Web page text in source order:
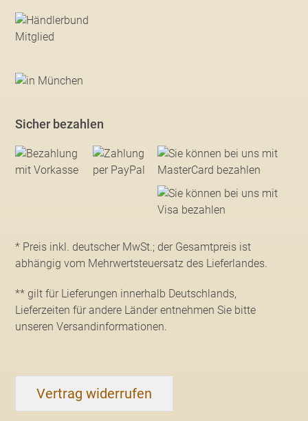
Sicher bezahlen
* Preis inkl. deutscher MwSt.; der Gesamtpreis ist
abhängig vom Mehrwertsteuersatz des Lieferlandes.
** gilt für Lieferungen innerhalb Deutschlands,
Lieferzeiten für andere Länder entnehmen Sie bitte
unseren Versandinformationen.
Vertrag widerrufen